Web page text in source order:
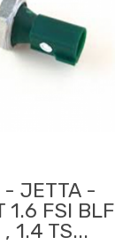
- JETTA -
1.6 FSI BLF
, 1.4 TS...